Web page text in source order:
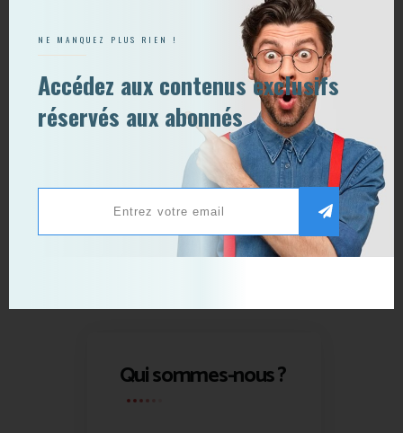
Qui sommes-nous ?
NE MANQUEZ PLUS RIEN !
Accédez aux contenus exclusifs
réservés aux abonnés